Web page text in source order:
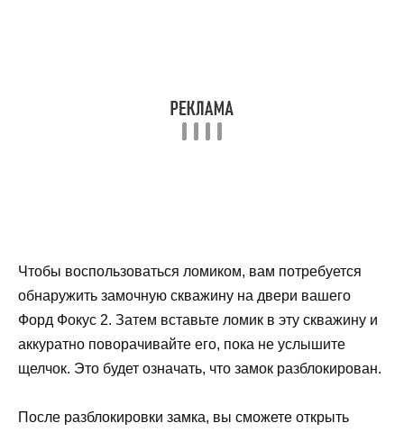
Чтобы воспользоваться ломиком, вам потребуется
обнаружить замочную скважину на двери вашего
Форд Фокус 2. Затем вставьте ломик в эту скважину и
аккуратно поворачивайте его, пока не услышите
щелчок. Это будет означать, что замок разблокирован.
После разблокировки замка, вы сможете открыть